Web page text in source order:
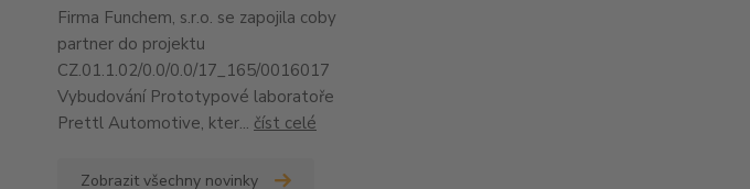
Firma Funchem, s.r.o. se zapojila coby
partner do projektu
CZ.01.1.02/0.0/0.0/17_165/0016017
Vybudování Prototypové laboratoře
Prettl Automotive, kter... číst celé
Zobrazit všechny novinky